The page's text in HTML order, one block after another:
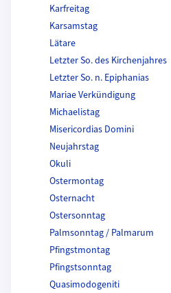
Karfreitag
Karsamstag
Lätare
Letzter So. des Kirchenjahres
Letzter So. n. Epiphanias
Mariae Verkündigung
Michaelistag
Misericordias Domini
Neujahrstag
Okuli
Ostermontag
Osternacht
Ostersonntag
Palmsonntag / Palmarum
Pfingstmontag
Pfingstsonntag
Quasimodogeniti